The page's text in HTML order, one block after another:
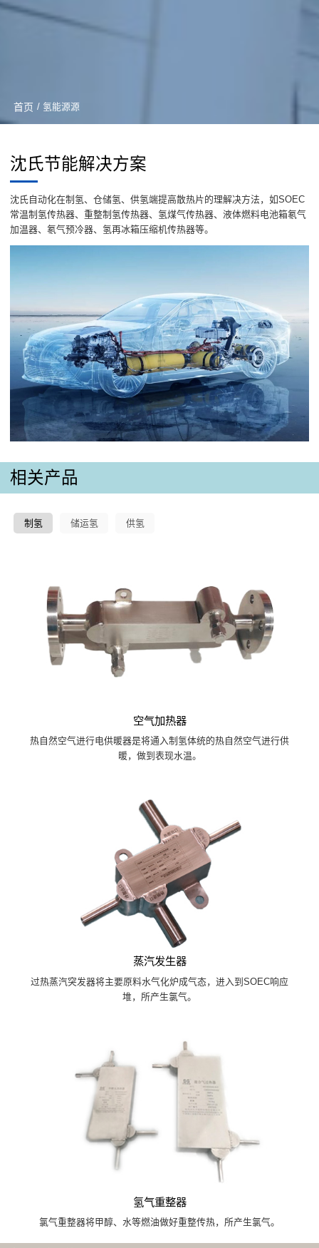
首页 / 氢能源源
沈氏节能解决方案
沈氏自动化在制氢、仓储氢、供氢端提高散热片的理解决方法，如SOEC
常温制氢传热器、重整制氢传热器、氢煤气传热器、液体燃料电池箱氡气
加温器、氡气预冷器、氢再冰箱压缩机传热器等。
相关产品
制氢 储运氢 供氢
空气加热器
热自然空气进行电供暖器是将通入制氢体统的热自然空气进行供
暖，做到表现水温。
蒸汽发生器
过热蒸汽突发器将主要原料水气化炉成气态，进入到SOEC响应
堆，所产生氯气。
氢气重整器
氯气重整器将甲醇、水等燃油做好重整传热，所产生氯气。